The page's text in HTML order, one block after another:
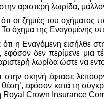
στην αριστερή λωρίδα,
ότι οι ζημιές του
όχημα της Εναγομένης
ότι η Εναγόμενη εισήλθε
εφόσον δεν περίμενε μια
αριστερή λωρίδα ώστε να
στην σκηνή έφτασε
θέση’, εφόσον κατά τη
Royal Crown Insurance